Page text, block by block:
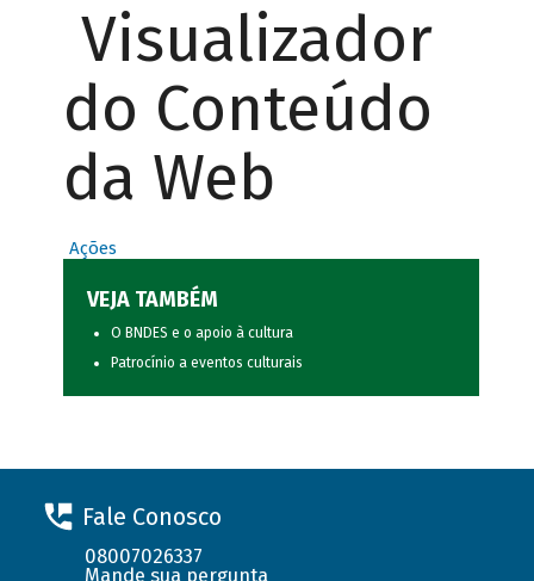
Visualizador
do Conteúdo
da Web
Ações
VEJA TAMBÉM
O BNDES e o apoio à cultura
Patrocínio a eventos culturais
Fale Conosco
08007026337
Mande sua pergunta